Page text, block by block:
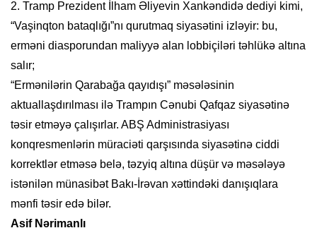
2. Tramp Prezident İlham Əliyevin Xankəndidə dediyi kimi,
“Vaşinqton bataqlığı”nı qurutmaq siyasətini izləyir: bu,
erməni diasporundan maliyyə alan lobbiçiləri təhlükə altına
salır;
“Ermənilərin Qarabağa qayıdışı” məsələsinin
aktuallaşdırılması ilə Trampın Cənubi Qafqaz siyasətinə
təsir etməyə çalışırlar. ABŞ Administrasiyası
konqresmenlərin müraciəti qarşısında siyasətinə ciddi
korrektlər etməsə belə, təzyiq altına düşür və məsələyə
istənilən münasibət Bakı-İrəvan xəttindəki danışıqlara
mənfi təsir edə bilər.
Asif Nərimanlı